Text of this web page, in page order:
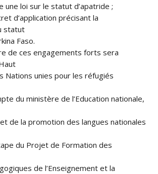
une loi sur le statut d’apatride ;
d’application précisant la
statut
Faso.
de ces engagements forts sera
Nations unies pour les réfugiés
du ministère de l’Education nationale,
de la promotion des langues nationales
du Projet de Formation des
de l’Enseignement et la